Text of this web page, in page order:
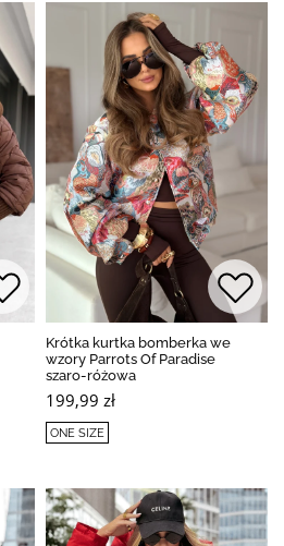
Krótka kurtka bomberka we
wzory Parrots Of Paradise
szaro-różowa
199,99 zł
ONE SIZE